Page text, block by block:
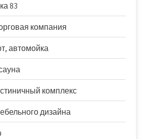
83
компания
автомойка
комплекс
дизайна